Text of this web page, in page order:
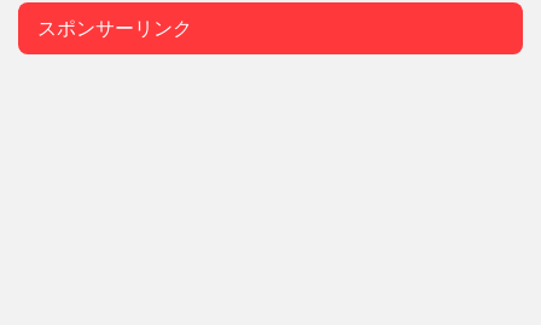
スポンサーリンク